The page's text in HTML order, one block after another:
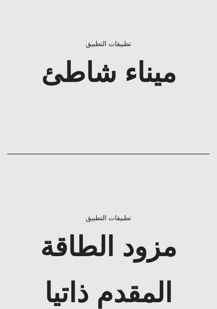
تطبيقات التطبيق
ميناء شاطئ
تطبيقات التطبيق
مزود الطاقة
المقدم ذاتيا